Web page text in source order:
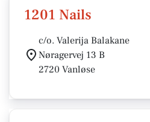
1201 Nails
c/o. Valerija Balakane
Nøragervej 13 B
2720 Vanløse